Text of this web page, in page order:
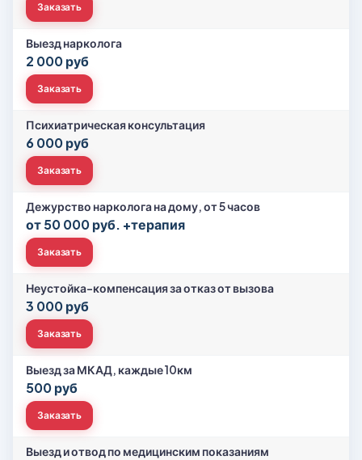
Заказать
Выезд нарколога
2 000 руб
Заказать
Психиатрическая консультация
6 000 руб
Заказать
Дежурство нарколога на дому, от 5 часов
от 50 000 руб. +терапия
Заказать
Неустойка-компенсация за отказ от вызова
3 000 руб
Заказать
Выезд за МКАД, каждые 10км
500 руб
Заказать
Выезд и отвод по медицинским показаниям